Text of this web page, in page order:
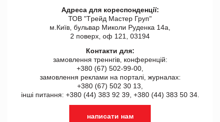
Адреса для кореспонденції:
ТОВ "Tрейд Мастер Груп"
м.Київ, бульвар Миколи Руденка 14а,
2 поверх, оф 121, 03194
Контакти для:
замовлення треннгів, конференцій:
+380 (67) 502-99-00,
замовлення реклами на порталі, журналах:
+380 (67) 502 30 13,
інші питання: +380 (44) 383 92 39, +380 (44) 383 50 34.
написати нам